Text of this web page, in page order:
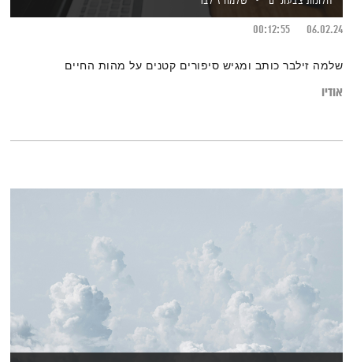
06.02.24
00:12:55
שלמה זילבר כותב ומגיש סיפורים קטנים על מהות החיים
אודיו